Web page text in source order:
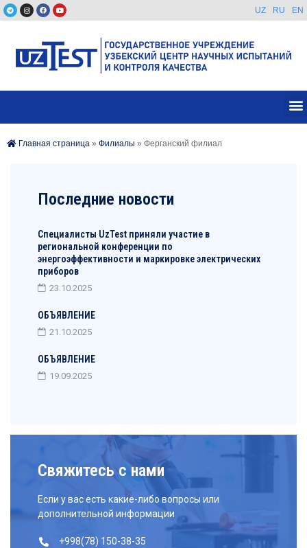
UZ RU EN
Главная страница » Филиалы » Ферганский филиал
Последние новости
Специалисты UzTest приняли участие в
региональной конференции по
энергоэффективности и маркировке электрических
приборов
23.10.2025
ОБЪЯВЛЕНИЕ
21.10.2025
ОБЪЯВЛЕНИЕ
19.09.2025
Свяжитесь с нами
Если у вас есть какие-либо вопросы или
дополнительной информации
+998(78) 150-38-35